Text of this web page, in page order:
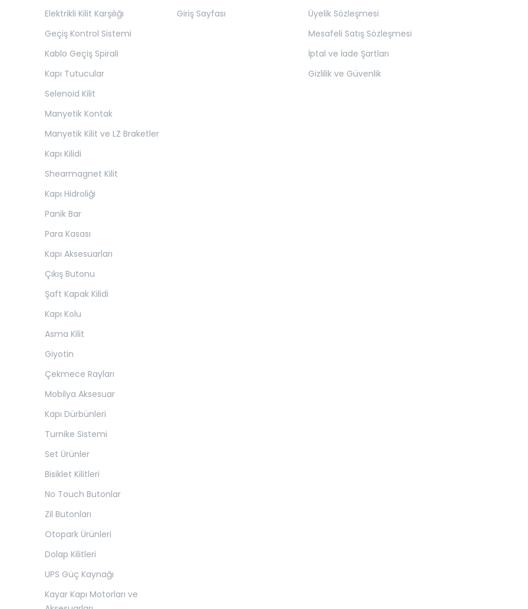
Elektrikli Kilit Karşılığı
Geçiş Kontrol Sistemi
Kablo Geçiş Spirali
Kapı Tutucular
Selenoid Kilit
Manyetik Kontak
Manyetik Kilit ve LZ Braketler
Kapı Kilidi
Shearmagnet Kilit
Kapı Hidroliği
Panik Bar
Para Kasası
Kapı Aksesuarları
Çıkış Butonu
Şaft Kapak Kilidi
Kapı Kolu
Asma Kilit
Giyotin
Çekmece Rayları
Mobilya Aksesuar
Kapı Dürbünleri
Turnike Sistemi
Set Ürünler
Bisiklet Kilitleri
No Touch Butonlar
Zil Butonları
Otopark Ürünleri
Dolap Kilitleri
UPS Güç Kaynağı
Kayar Kapı Motorları ve
Giriş Sayfası
Üyelik Sözleşmesi
Mesafeli Satış Sözleşmesi
İptal ve İade Şartları
Gizlilik ve Güvenlik